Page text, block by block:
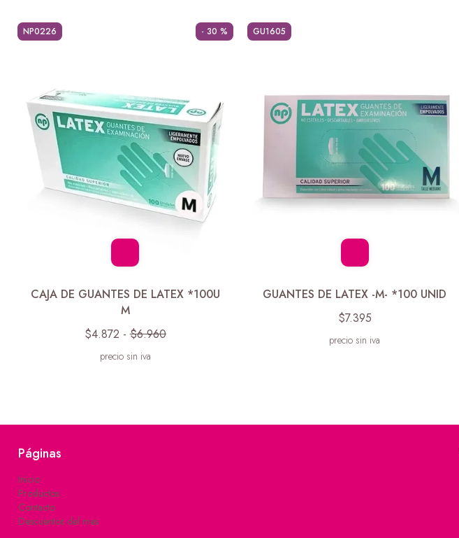
NP0226 - 30 %
CAJA DE GUANTES DE LATEX *100U
M
$4.872 - $6.960
precio sin iva
GU1605
GUANTES DE LATEX -M- *100 UNID
$7.395
precio sin iva
Páginas
Inicio
Productos
Contacto
Descuentos del mes